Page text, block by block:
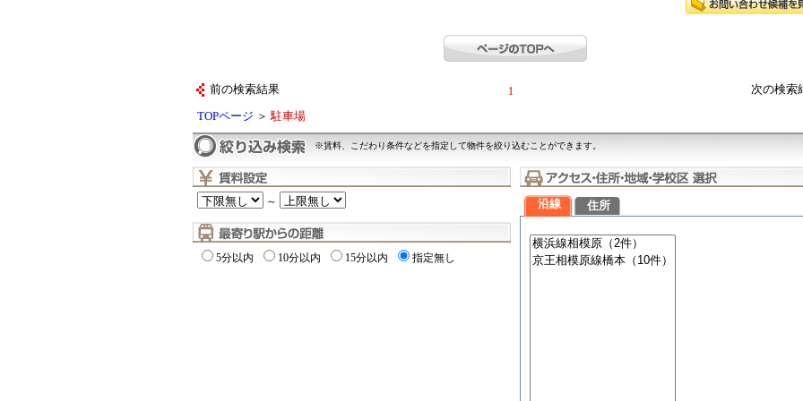
前の検索結果 1 次の検
TOPページ ＞駐車場
※賃料、こだわり条件などを指定して物件を絞り込むことができます。
～
5分以内 10分以内 15分以内 指定無し
沿線 住所